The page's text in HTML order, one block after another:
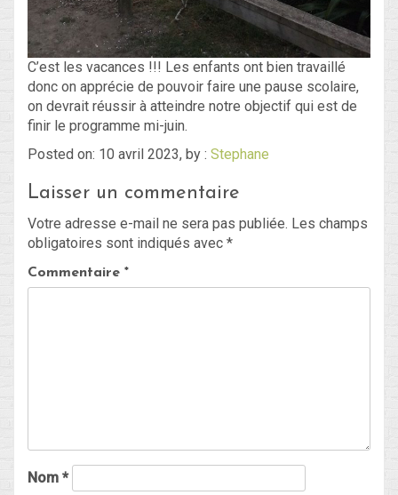
C’est les vacances !!! Les enfants ont bien travaillé
donc on apprécie de pouvoir faire une pause scolaire,
on devrait réussir à atteindre notre objectif qui est de
finir le programme mi-juin.
Posted on: 10 avril 2023, by : Stephane
Laisser un commentaire
Votre adresse e-mail ne sera pas publiée. Les champs
obligatoires sont indiqués avec *
Commentaire *
Nom *